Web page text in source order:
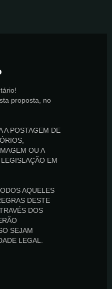
proposta, no
A POSTAGEM DE
OU A
EM
AQUELES
DESTE
DOS
SEJAM
LEGAL.